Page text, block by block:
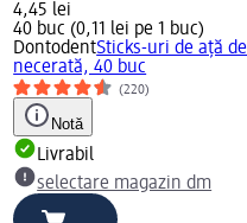
4,45 lei
40 buc (0,11 lei pe 1 buc)
DontodentSticks-uri de ață
necerată, 40 buc
(220)
Notă
Livrabil
selectare magazin dm